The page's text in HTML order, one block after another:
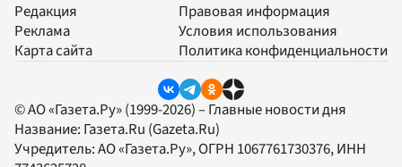
Редакция
Реклама
Карта сайта
Правовая информация
Условия использования
Политика конфиденциальности
© АО «Газета.Ру» (1999-2026) – Главные новости дня
Название: Газета.Ru (Gazeta.Ru)
Учредитель:АО «Газета.Ру», ОГРН 1067761730376, ИНН